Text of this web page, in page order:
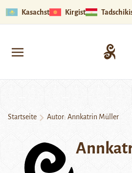
Kasachstan Kirgistan
Startseite Autor: Annkatrin Müller